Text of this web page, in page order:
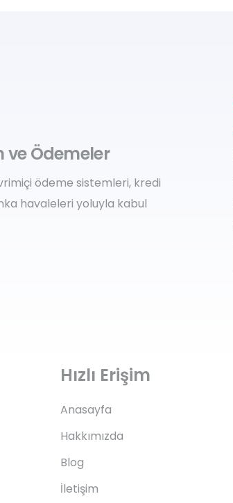
ve Ödemeler
ödeme sistemleri, kredi
havaleleri yoluyla kabul
Hızlı Erişim
Anasayfa
Hakkımızda
Blog
İletişim